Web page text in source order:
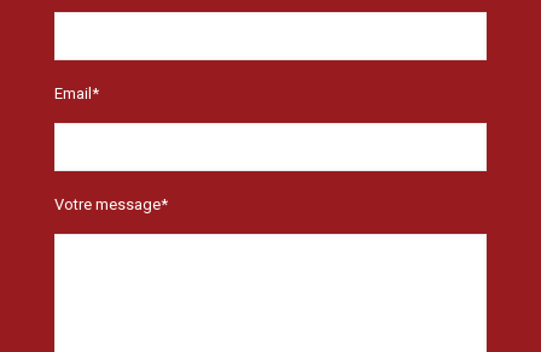
Email*
Votre message*